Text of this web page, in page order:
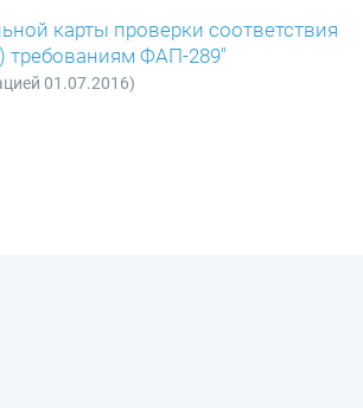
карты проверки соответствия
требованиям ФАП-289"
01.07.2016)